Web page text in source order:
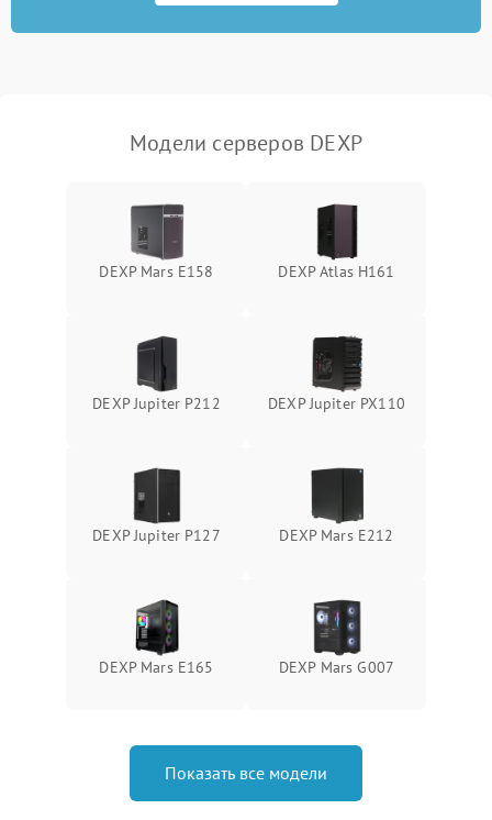
Модели серверов DEXP
DEXP Mars E158 DEXP Atlas H161
DEXP Jupiter P212 DEXP Jupiter PX110
DEXP Jupiter P127 DEXP Mars E212
DEXP Mars E165 DEXP Mars G007
Показать все модели